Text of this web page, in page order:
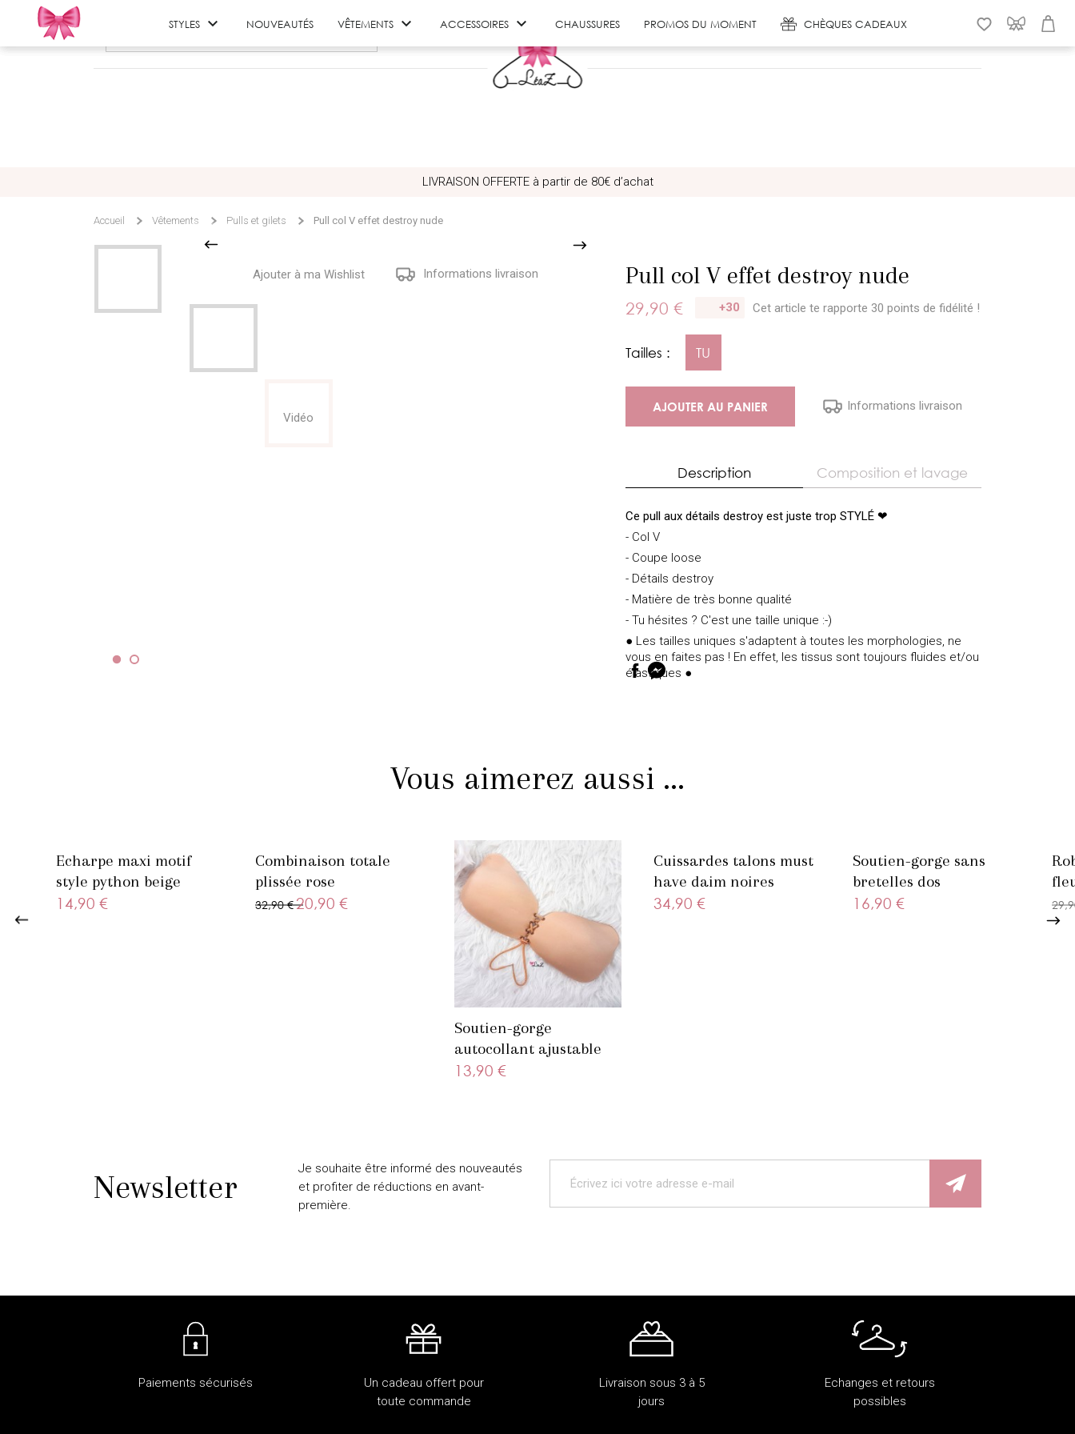
STYLES  NOUVEAUTÉS VÊTEMENTS  ACCESSOIRES  CHAUSSURES PROMOS DU MOMENT CHÈQUES CADEAUX
LIVRAISON OFFERTE à partir de 80€ d’achat
Accueil Vêtements Pulls et gilets Pull col V effet destroy nude
Ajouter à ma Wishlist Informations livraison
Vidéo
Pull col V effet destroy nude
29,90 € +30 Cet article te rapporte 30 points de fidélité !
Tailles : TU
AJOUTER AU PANIER Informations livraison
Description Composition et lavage
Ce pull aux détails destroy est juste trop STYLÉ ❤
- Col V
- Coupe loose
- Détails destroy
- Matière de très bonne qualité
- Tu hésites ? C'est une taille unique :-)
● Les tailles uniques s'adaptent à toutes les morphologies, ne
vous en faites pas ! En effet, les tissus sont toujours fluides et/ou
élastiques ●
Vous aimerez aussi ...
Echarpe maxi motif
style python beige
14,90 €
Combinaison totale
plissée rose
32,90 €20,90 €
Soutien-gorge
autocollant ajustable
beige
13,90 €
Cuissardes talons must
have daim noires
34,90 €
Soutien-gorge sans
bretelles dos
transparent
16,90 €
Newsletter
Je souhaite être informé des nouveautés
et profiter de réductions en avant-
première.
Paiements sécurisés
Un cadeau offert pour
toute commande
Livraison sous 3 à 5
jours
Echanges et retours
possibles